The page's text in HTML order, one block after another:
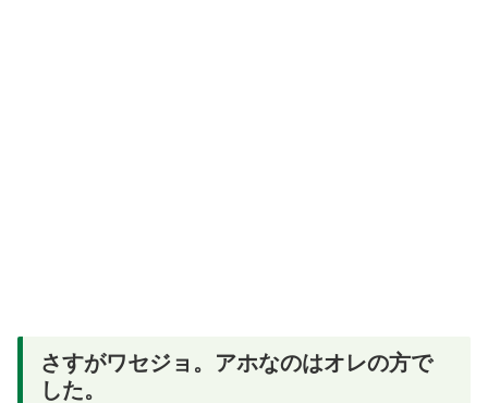
さすがワセジョ。アホなのはオレの方で
した。